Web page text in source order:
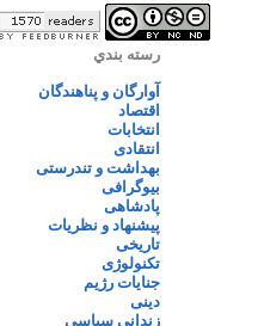
رسته بندي
آوارگان و پناهندگان
اقتصاد
انتخابات
انتقادی
بهداشت و تندرستی
بیوگرافی
پادشاهی
پیشنهاد و نظریات
تاریخی
تکنولوژی
جنایات رژیم
دینی
زندانی سیاسی